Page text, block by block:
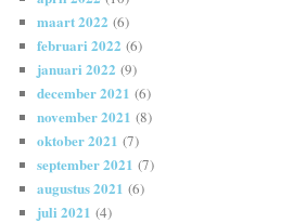
maart 2022 (6)
februari 2022 (6)
januari 2022 (9)
december 2021 (6)
november 2021 (8)
oktober 2021 (7)
september 2021 (7)
augustus 2021 (6)
juli 2021 (4)